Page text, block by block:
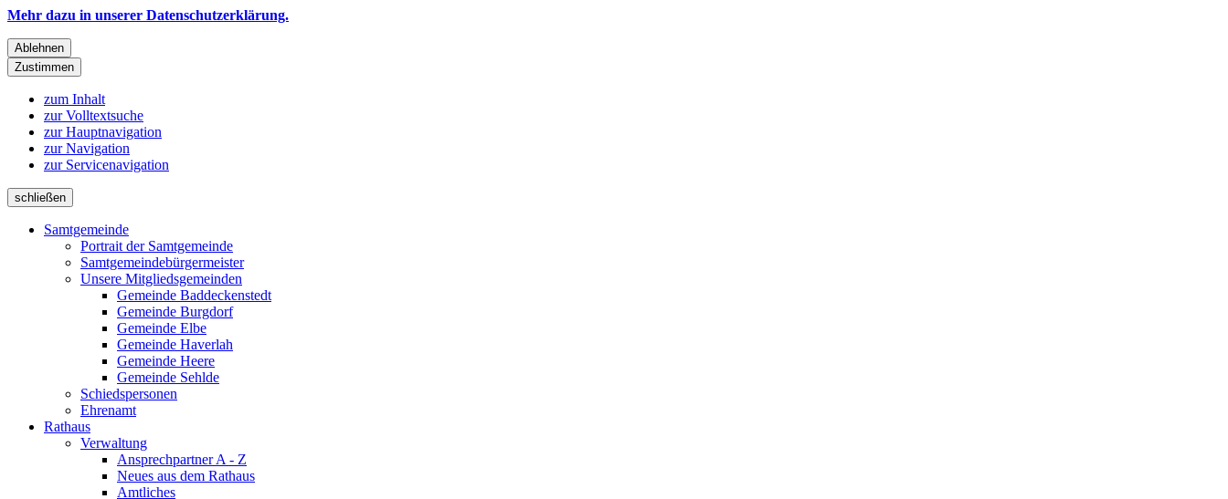
Mehr dazu in unserer Datenschutzerklärung.
Ablehnen
Zustimmen
zum Inhalt
zur Volltextsuche
zur Hauptnavigation
zur Navigation
zur Servicenavigation
schließen
Samtgemeinde
Portrait der Samtgemeinde
Samtgemeindebürgermeister
Unsere Mitgliedsgemeinden
Gemeinde Baddeckenstedt
Gemeinde Burgdorf
Gemeinde Elbe
Gemeinde Haverlah
Gemeinde Heere
Gemeinde Sehlde
Schiedspersonen
Ehrenamt
Rathaus
Verwaltung
Ansprechpartner A - Z
Neues aus dem Rathaus
Amtliches